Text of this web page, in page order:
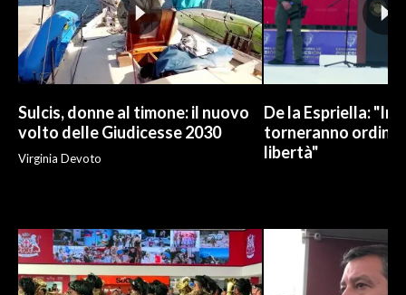
PUBBLICITÀ
SPIAGGE
STORE
Sulcis, donne al timone: il nuovo
volto delle Giudicesse 2030
Virginia Devoto
De la Espriella: "In
torneranno
libertà"